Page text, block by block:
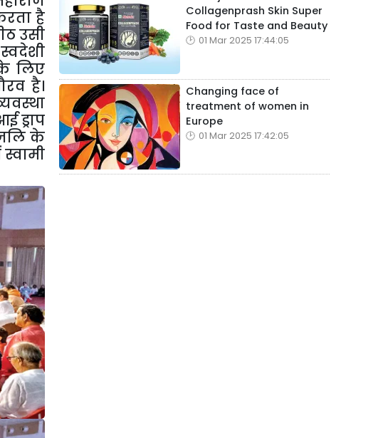
है
उसी
लिए
है।
ड्राप
के
Collagenprash Skin Super
Food for Taste and Beauty
01 Mar 2025 17:44:05
Changing face of
treatment of women in
Europe
01 Mar 2025 17:42:05